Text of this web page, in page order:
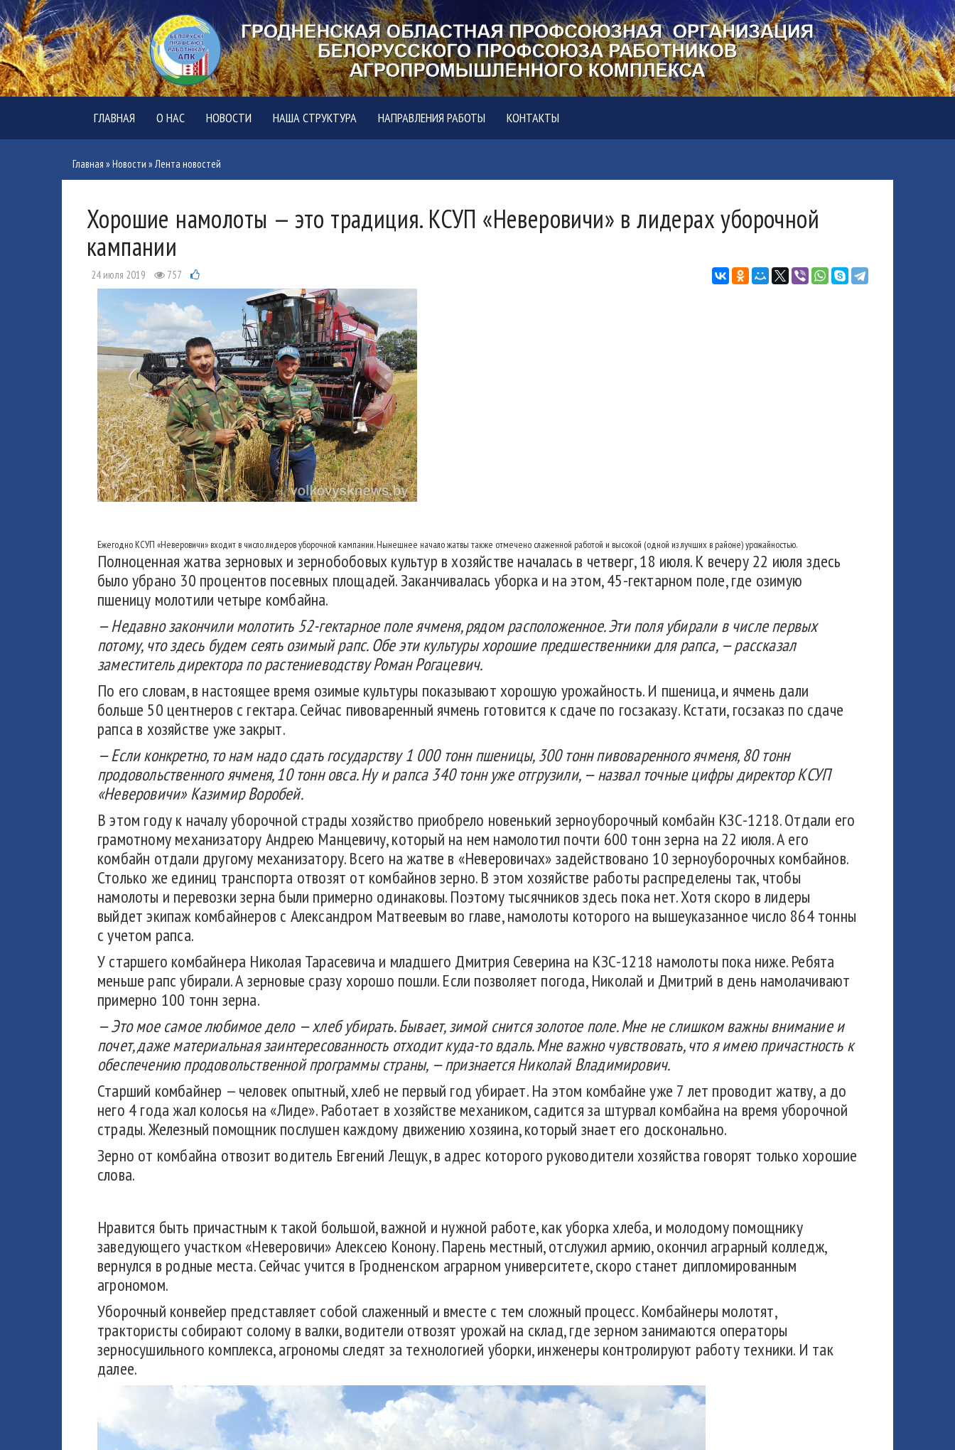
ГЛАВНАЯ О НАС НОВОСТИ НАША СТРУКТУРА НАПРАВЛЕНИЯ РАБОТЫ КОНТАКТЫ
Главная »Новости »Лента новостей
Хорошие намолоты — это традиция. КСУП «Неверовичи» в лидерах уборочной
кампании
24 июля 2019 757
Ежегодно КСУП «Неверовичи» входит в число лидеров уборочной кампании. Нынешнее начало жатвы также отмечено слаженной работой и высокой (одной из лучших в районе) урожайностью.
Полноценная жатва зерновых и зернобобовых культур в хозяйстве началась в четверг, 18 июля. К вечеру 22 июля здесь
было убрано 30 процентов посевных площадей. Заканчивалась уборка и на этом, 45-гектарном поле, где озимую
пшеницу молотили четыре комбайна.
— Недавно закончили молотить 52-гектарное поле ячменя, рядом расположенное. Эти поля убирали в числе первых
потому, что здесь будем сеять озимый рапс. Обе эти культуры хорошие предшественники для рапса, — рассказал
заместитель директора по растениеводству Роман Рогацевич.
По его словам, в настоящее время озимые культуры показывают хорошую урожайность. И пшеница, и ячмень дали
больше 50 центнеров с гектара. Сейчас пивоваренный ячмень готовится к сдаче по госзаказу. Кстати, госзаказ по сдаче
рапса в хозяйстве уже закрыт.
— Если конкретно, то нам надо сдать государству 1 000 тонн пшеницы, 300 тонн пивоваренного ячменя, 80 тонн
продовольственного ячменя, 10 тонн овса. Ну и рапса 340 тонн уже отгрузили, — назвал точные цифры директор КСУП
«Неверовичи» Казимир Воробей.
В этом году к началу уборочной страды хозяйство приобрело новенький зерноуборочный комбайн КЗС-1218. Отдали его
грамотному механизатору Андрею Манцевичу, который на нем намолотил почти 600 тонн зерна на 22 июля. А его
комбайн отдали другому механизатору. Всего на жатве в «Неверовичах» задействовано 10 зерноуборочных комбайнов.
Столько же единиц транспорта отвозят от комбайнов зерно. В этом хозяйстве работы распределены так, чтобы
намолоты и перевозки зерна были примерно одинаковы. Поэтому тысячников здесь пока нет. Хотя скоро в лидеры
выйдет экипаж комбайнеров с Александром Матвеевым во главе, намолоты которого на вышеуказанное число 864 тонны
с учетом рапса.
У старшего комбайнера Николая Тарасевича и младшего Дмитрия Северина на КЗС-1218 намолоты пока ниже. Ребята
меньше рапс убирали. А зерновые сразу хорошо пошли. Если позволяет погода, Николай и Дмитрий в день намолачивают
примерно 100 тонн зерна.
— Это мое самое любимое дело — хлеб убирать. Бывает, зимой снится золотое поле. Мне не слишком важны внимание и
почет, даже материальная заинтересованность отходит куда-то вдаль. Мне важно чувствовать, что я имею причастность к
обеспечению продовольственной программы страны, — признается Николай Владимирович.
Старший комбайнер — человек опытный, хлеб не первый год убирает. На этом комбайне уже 7 лет проводит жатву, а до
него 4 года жал колосья на «Лиде». Работает в хозяйстве механиком, садится за штурвал комбайна на время уборочной
страды. Железный помощник послушен каждому движению хозяина, который знает его досконально.
Зерно от комбайна отвозит водитель Евгений Лещук, в адрес которого руководители хозяйства говорят только хорошие
слова.
Нравится быть причастным к такой большой, важной и нужной работе, как уборка хлеба, и молодому помощнику
заведующего участком «Неверовичи» Алексею Конону. Парень местный, отслужил армию, окончил аграрный колледж,
вернулся в родные места. Сейчас учится в Гродненском аграрном университете, скоро станет дипломированным
агрономом.
Уборочный конвейер представляет собой слаженный и вместе с тем сложный процесс. Комбайнеры молотят,
трактористы собирают солому в валки, водители отвозят урожай на склад, где зерном занимаются операторы
зерносушильного комплекса, агрономы следят за технологией уборки, инженеры контролируют работу техники. И так
далее.